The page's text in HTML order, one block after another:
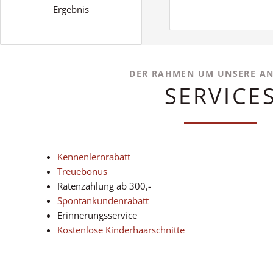
Ergebnis
DER RAHMEN UM UNSERE
SERVICES
Kennenlernrabatt
Treuebonus
Ratenzahlung ab 300,-
Spontankundenrabatt
Erinnerungsservice
Kostenlose Kinderhaarschnitte